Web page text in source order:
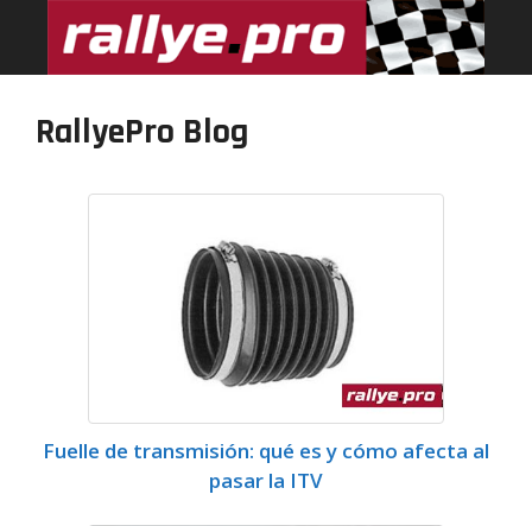
contenido
RallyePro Blog
Fuelle de transmisión: qué es y cómo afecta al
pasar la ITV